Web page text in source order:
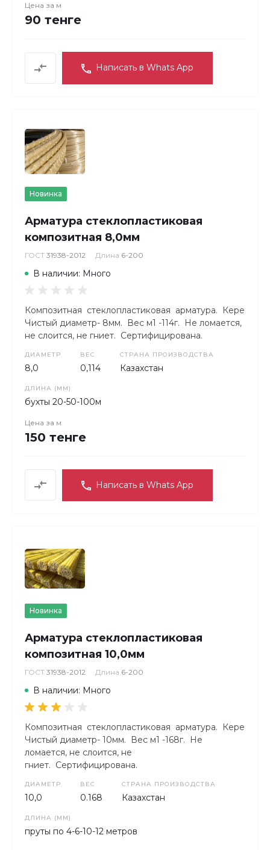
Цена за м
90 тенге
Написать в Whats App
Новинка
Арматура стеклопластиковая
композитная 8,0мм
ГОСТ 31938-2012 Длина 6-200
В наличии: Много
Композитная стеклопластиковая арматура.
Чистый диаметр- 8мм. Вес м1 -114г. Не ломается,
не слоится, не гниет. Сертифицирована.
ДИАМЕТР
8,0
ВЕС
0,114
СТРАНА ПРОИЗВОДСТВА
Казахстан
ДЛИНА (ММ)
бухты 20-50-100м
Цена за м
150 тенге
Написать в Whats App
Новинка
Арматура стеклопластиковая
композитная 10,0мм
ГОСТ 31938-2012 Длина 6-200
В наличии: Много
Композитная стеклопластиковая арматура.
Чистый диаметр- 10мм. Вес м1 -168г. Не
ломается, не слоится, не
гниет. Сертифицирована.
ДИАМЕТР
10,0
ВЕС
0.168
СТРАНА ПРОИЗВОДСТВА
Казахстан
ДЛИНА (ММ)
пруты по 4-6-10-12 метров